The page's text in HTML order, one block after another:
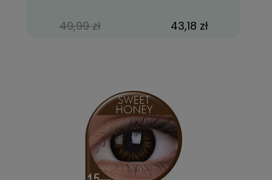
49,99 zł 43,18 zł